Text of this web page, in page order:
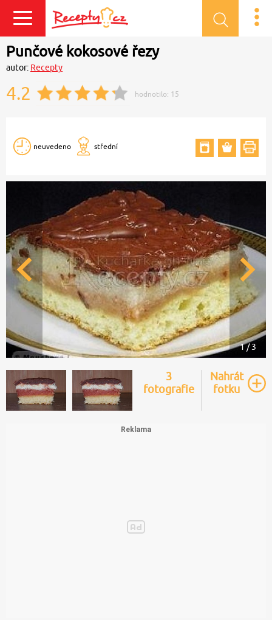
Přihlásit se
Punčové kokosové řezy
autor: Recepty
4.2 hodnotilo: 15
neuvedeno střední
1 / 3
3
fotografie
Nahrát
fotku